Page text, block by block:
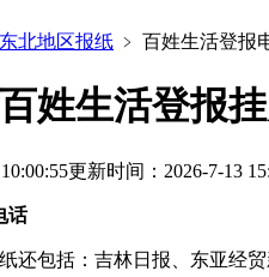
东北地区报纸 ﹥ 百姓生活登报
姓生活登报
更新时间：2026-7-13
话
还包括：吉林日报、东亚经